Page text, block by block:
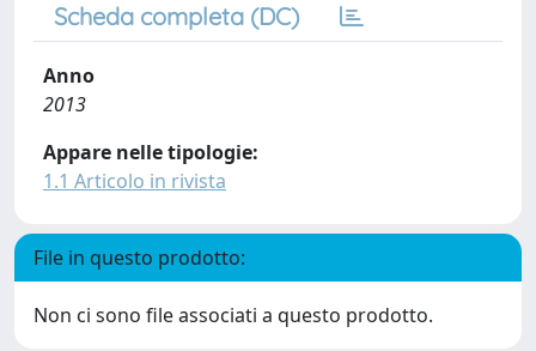
Scheda completa (DC)
Anno
2013
Appare nelle tipologie:
1.1 Articolo in rivista
File in questo prodotto:
Non ci sono file associati a questo prodotto.